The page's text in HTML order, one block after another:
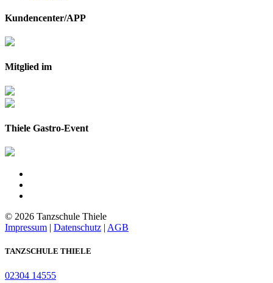
Kundencenter/APP
Mitglied im
Thiele Gastro-Event
© 2026 Tanzschule Thiele
Impressum | Datenschutz | AGB
TANZSCHULE THIELE
02304 14555